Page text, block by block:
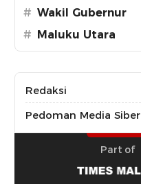
# Wakil Gubernur
#
Maluku Utara
Redaksi
Pedoman Media Siber
Part of